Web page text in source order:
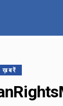
ख़बरें